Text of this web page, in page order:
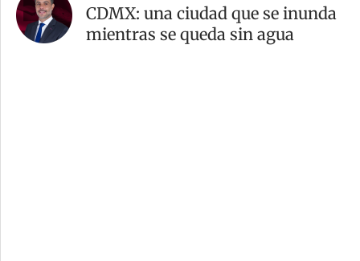
CDMX: una ciudad que se inunda
mientras se queda sin agua